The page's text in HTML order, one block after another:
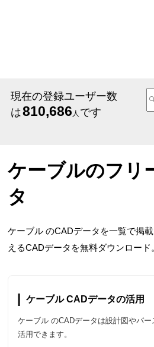
現在の登録ユーザー数
は810,686 人 です
ケーブルのフリ
タ
ケーブル のCADデータを一覧で掲
えるCADデータを無料ダウンロード
ケーブル CADデータの活用
ケーブル のCADデータは設計図やパ
活用できます。